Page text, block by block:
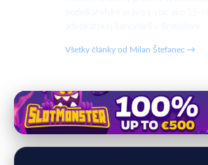
Všetky články od Milan Štefanec →